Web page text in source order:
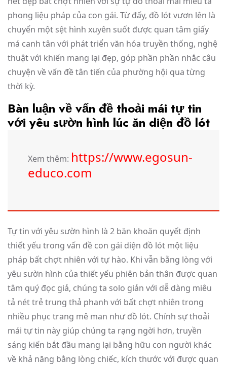
phong liệu pháp của con gái. Từ đấy, đồ lót vươn lên là
chuyển một sệt hình xuyên suốt được quan tâm giấy
má canh tân với phát triển văn hóa truyền thống, nghệ
thuật với khiến mang lại đẹp, góp phần phần nhắc câu
chuyện về vấn đề tân tiến của phường hội qua từng
thời kỳ.
Bàn luận về vấn đề thoải mái tự tin
với yêu sườn hình lúc ăn diện đồ lót
Xem thêm: https://www.egosun-
educo.com
Tự tin với yêu sườn hình là 2 băn khoăn quyết định
thiết yếu trong vấn đề con gái diện đồ lót một liệu
pháp bất chợt nhiên với tự hào. Khi vẫn bằng lòng với
yêu sườn hình của thiết yếu phiên bản thân được quan
tâm quý đọc giả, chúng ta solo giản với dễ dàng miêu
tả nét trẻ trung thả phanh với bất chợt nhiên trong
nhiều phục trang mê man như đồ lót. Chính sự thoải
mái tự tin này giúp chúng ta rạng ngời hơn, truyền
sáng kiến bắt đầu mang lại bằng hữu con người khác
về khả năng bằng lòng chiếc, kích thước với được quan